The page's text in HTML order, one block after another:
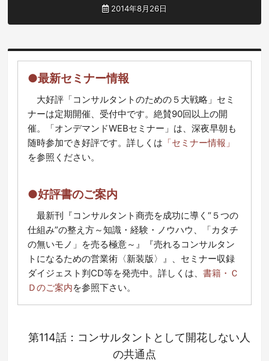
2014年8月26日
●最新セミナー情報
大好評「コンサルタントのための５大戦略」セミ
ナーは定期開催、受付中です。絶賛90回以上の開
催。「オンデマンドWEBセミナー」は、深夜早朝も
随時参加でき好評です。詳しくは 「セミナー情報」
を参照ください。
●好評書のご案内
最新刊『コンサルタント商売を成功に導く“５つの
仕組み”の整え方～知識・経験・ノウハウ、「カタチ
の無いモノ」を売る極意～』『売れるコンサルタン
トになるための営業術〈新装版〉』、セミナー収録
ダイジェスト判CD等を発売中。詳しくは、書籍・Ｃ
Ｄのご案内を参照下さい。
第114話：コンサルタントとして開花しない人
の共通点